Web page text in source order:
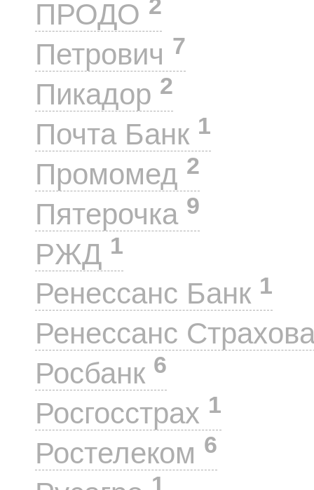
ПРОДО 2
Петрович 7
Пикадор 2
Почта Банк 1
Промомед 2
Пятерочка 9
РЖД 1
Ренессанс Банк 1
Ренессанс
Росбанк 6
Росгосстрах 1
Ростелеком 6
1